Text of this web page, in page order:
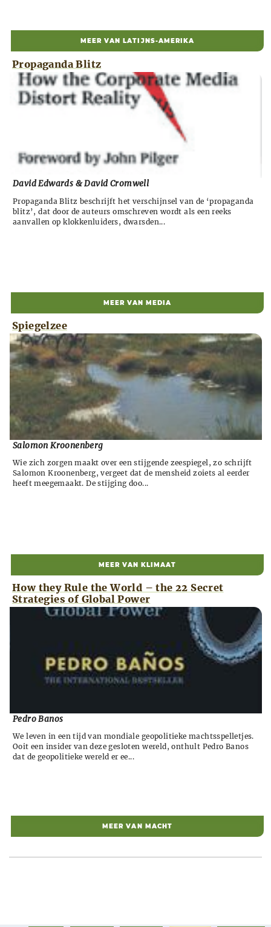
MEER VAN LATIJNS-AMERIKA
Propaganda Blitz
David Edwards & David Cromwell
Propaganda Blitz beschrijft het verschijnsel van de ‘propaganda
blitz’, dat door de auteurs omschreven wordt als een reeks
aanvallen op klokkenluiders, dwarsden...
MEER VAN MEDIA
Spiegelzee
Salomon Kroonenberg
Wie zich zorgen maakt over een stijgende zeespiegel, zo schrijft
Salomon Kroonenberg, vergeet dat de mensheid zoiets al eerder
heeft meegemaakt. De stijging doo...
MEER VAN KLIMAAT
How they Rule the World – the 22 Secret
Strategies of Global Power
Pedro Banos
We leven in een tijd van mondiale geopolitieke machtsspelletjes.
Ooit een insider van deze gesloten wereld, onthult Pedro Banos
dat de geopolitieke wereld er ee...
MEER VAN MACHT